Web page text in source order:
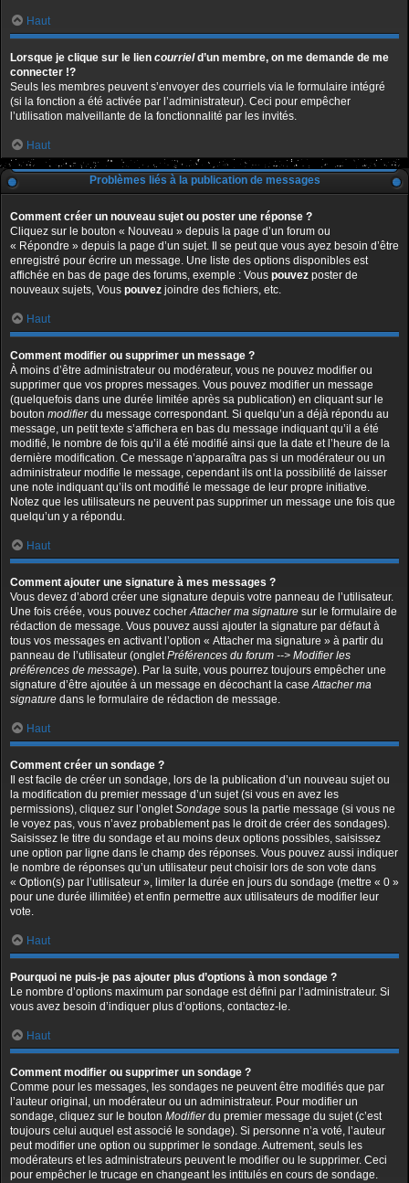
Haut
Lorsque je clique sur le lien courrield’un membre, on me demande de me
connecter !?
Seuls les membres peuvent s’envoyer des courriels via le formulaire intégré
(si la fonction a été activée par l’administrateur). Ceci pour empêcher
l’utilisation malveillante de la fonctionnalité par les invités.
Haut
Problèmes liés à la publication de messages
Comment créer un nouveau sujet ou poster une réponse ?
Cliquez sur le bouton « Nouveau » depuis la page d’un forum ou
« Répondre » depuis la page d’un sujet. Il se peut que vous ayez besoin d’être
enregistré pour écrire un message. Une liste des options disponibles est
affichée en bas de page des forums, exemple : Vous pouvez poster de
nouveaux sujets, Vous pouvez joindre des fichiers, etc.
Haut
Comment modifier ou supprimer un message ?
À moins d’être administrateur ou modérateur, vous ne pouvez modifier ou
supprimer que vos propres messages. Vous pouvez modifier un message
(quelquefois dans une durée limitée après sa publication) en cliquant sur le
bouton modifierdu message correspondant. Si quelqu’un a déjà répondu au
message, un petit texte s’affichera en bas du message indiquant qu’il a été
modifié, le nombre de fois qu’il a été modifié ainsi que la date et l’heure de la
dernière modification. Ce message n’apparaîtra pas si un modérateur ou un
administrateur modifie le message, cependant ils ont la possibilité de laisser
une note indiquant qu’ils ont modifié le message de leur propre initiative.
Notez que les utilisateurs ne peuvent pas supprimer un message une fois que
quelqu’un y a répondu.
Haut
Comment ajouter une signature à mes messages ?
Vous devez d’abord créer une signature depuis votre panneau de l’utilisateur.
Une fois créée, vous pouvez cocherAttacher ma signature sur le formulaire de
rédaction de message. Vous pouvez aussi ajouter la signature par défaut à
tous vos messages en activant l’option « Attacher ma signature » à partir du
panneau de l’utilisateur (ongletPréférences du forum --> Modifier les
préférences de message). Par la suite, vous pourrez toujours empêcher une
signature d’être ajoutée à un message en décochant la caseAttacher ma
signature dans le formulaire de rédaction de message.
Haut
Comment créer un sondage ?
Il est facile de créer un sondage, lors de la publication d’un nouveau sujet ou
la modification du premier message d’un sujet (si vous en avez les
permissions), cliquez sur l’ongletSondage sous la partie message (si vous ne
le voyez pas, vous n’avez probablement pas le droit de créer des sondages).
Saisissez le titre du sondage et au moins deux options possibles, saisissez
une option par ligne dans le champ des réponses. Vous pouvez aussi indiquer
le nombre de réponses qu’un utilisateur peut choisir lors de son vote dans
« Option(s) par l’utilisateur », limiter la durée en jours du sondage (mettre « 0 »
pour une durée illimitée) et enfin permettre aux utilisateurs de modifier leur
vote.
Haut
Pourquoi ne puis-je pas ajouter plus d’options à mon sondage ?
Le nombre d’options maximum par sondage est défini par l’administrateur. Si
vous avez besoin d’indiquer plus d’options, contactez-le.
Haut
Comment modifier ou supprimer un sondage ?
Comme pour les messages, les sondages ne peuvent être modifiés que par
l’auteur original, un modérateur ou un administrateur. Pour modifier un
sondage, cliquez sur le bouton Modifierdu premier message du sujet (c’est
toujours celui auquel est associé le sondage). Si personne n’a voté, l’auteur
peut modifier une option ou supprimer le sondage. Autrement, seuls les
modérateurs et les administrateurs peuvent le modifier ou le supprimer. Ceci
pour empêcher le trucage en changeant les intitulés en cours de sondage.